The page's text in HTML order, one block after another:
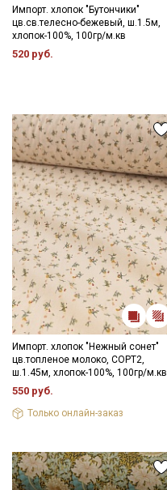
Импорт. хлопок "Бутончики"
цв.св.телесно-бежевый, ш.1.5м,
хлопок-100%, 100гр/м.кв
520 руб.
Импорт. хлопок "Нежный сонет"
цв.топленое молоко, СОРТ2,
ш.1.45м, хлопок-100%, 100гр/м.кв
550 руб.
Только онлайн-заказ